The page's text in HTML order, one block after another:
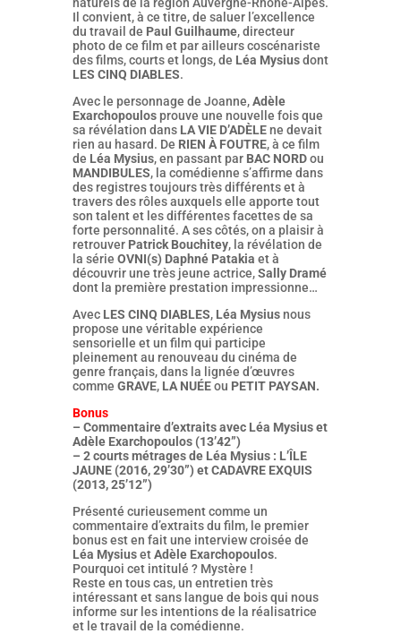
Il convient, à ce titre, de saluer l’excellence
du travail de Paul Guilhaume, directeur
photo de ce film et par ailleurs coscénariste
des films, courts et longs, de Léa Mysiusdont
LES CINQ DIABLES.
Avec le personnage de Joanne,Adèle
Exarchopoulosprouve une nouvelle fois que
sa révélation dans LA VIE D’ADÈLEne devait
rien au hasard. De RIEN À FOUTRE, à ce film
de Léa Mysius, en passant par BAC NORDou
MANDIBULES, la comédienne s’affirme dans
des registres toujours très différents et à
travers des rôles auxquels elle apporte tout
son talent et les différentes facettes de sa
forte personnalité. A ses côtés, on a plaisir à
retrouver Patrick Bouchitey, la révélation de
la série OVNI(s) Daphné Patakia et à
découvrir une très jeune actrice,Sally Dramé
dont la première prestation impressionne…
Avec LES CINQ DIABLES, Léa Mysiusnous
propose une véritable expérience
sensorielle et un film qui participe
pleinement au renouveau du cinéma de
genre français, dans la lignée d’œuvres
comme GRAVE, LA NUÉEou PETIT PAYSAN.
Bonus
– Commentaire d’extraits avec Léa Mysius et
Adèle Exarchopoulos (13’42”)
– 2 courts métrages de Léa Mysius : L’ÎLE
JAUNE (2016, 29’30”) et CADAVRE EXQUIS
(2013, 25’12”)
Présenté curieusement comme un
commentaire d’extraits du film, le premier
bonus est en fait une interview croisée de
Léa MysiusetAdèle Exarchopoulos.
Pourquoi cet intitulé ? Mystère !
Reste en tous cas, un entretien très
intéressant et sans langue de bois qui nous
informe sur les intentions de la réalisatrice
et le travail de la comédienne.